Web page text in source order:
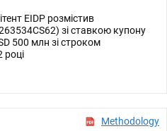
EIDP розмістив
зі ставкою купону
500 млн зі строком
році
Methodology